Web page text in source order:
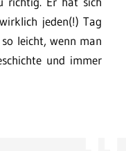
jeden(!) Tag
leicht, wenn man
und immer